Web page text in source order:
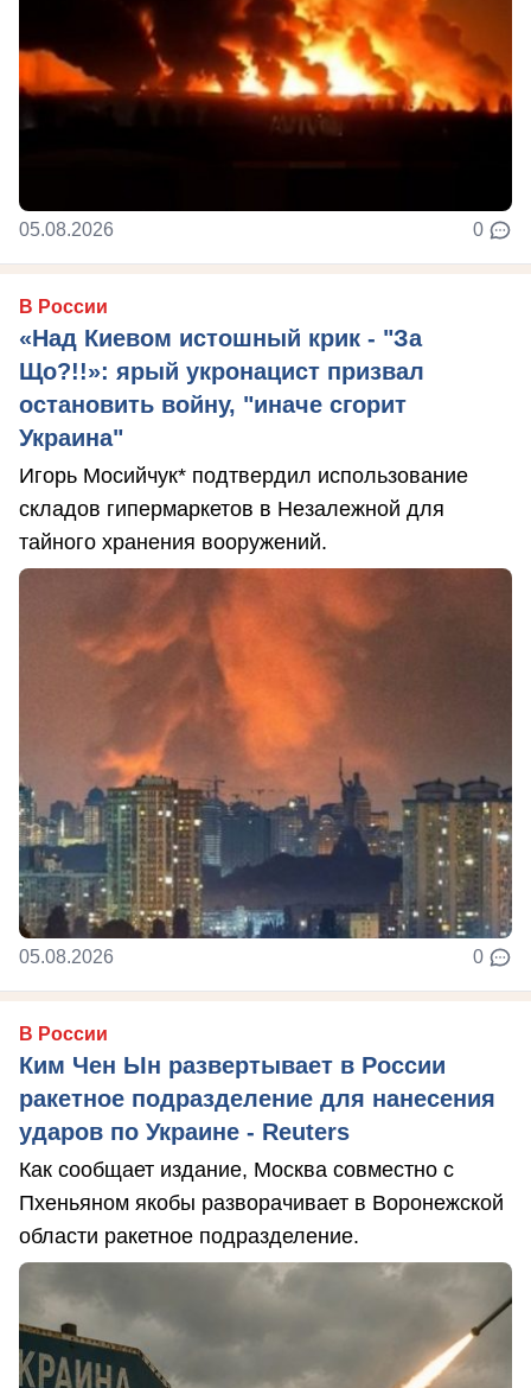
05.08.2026 0
В России
«Над Киевом истошный крик - "За
Що?!!»: ярый укронацист призвал
остановить войну, "иначе сгорит
Украина"
Игорь Мосийчук* подтвердил использование
складов гипермаркетов в Незалежной для
тайного хранения вооружений.
05.08.2026 0
В России
Ким Чен Ын развертывает в России
ракетное подразделение для нанесения
ударов по Украине - Reuters
Как сообщает издание, Москва совместно с
Пхеньяном якобы разворачивает в Воронежской
области ракетное подразделение.